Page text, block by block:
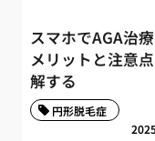
スマホでAGA治
メリットと注意
解する
円形脱毛症